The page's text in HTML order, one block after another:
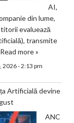
AI,
din lume,
evaluează
transmite
Read more »
2026 - 2:13 pm
Artificială devine
ANC